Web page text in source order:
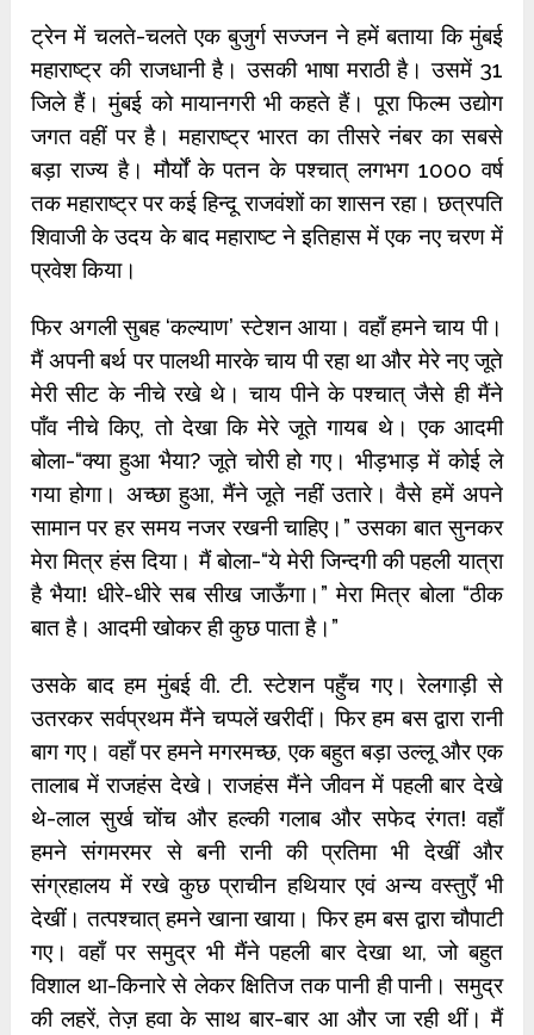
ट्रेन में चलते-चलते एक बुजुर्ग सज्जन ने हमें बताया कि मुंबई
महाराष्ट्र की राजधानी है। उसकी भाषा मराठी है। उसमें 31
जिले हैं। मुंबई को मायानगरी भी कहते हैं। पूरा फिल्म उद्योग
जगत वहीं पर है। महाराष्ट्र भारत का तीसरे नंबर का सबसे
बड़ा राज्य है। मौर्यों के पतन के पश्चात् लगभग 1000 वर्ष
तक महाराष्ट्र पर कई हिन्दू राजवंशों का शासन रहा। छत्रपति
शिवाजी के उदय के बाद महाराष्ट ने इतिहास में एक नए चरण में
प्रवेश किया।
फिर अगली सुबह ‘कल्याण’ स्टेशन आया। वहाँ हमने चाय पी।
मैं अपनी बर्थ पर पालथी मारके चाय पी रहा था और मेरे नए जूते
मेरी सीट के नीचे रखे थे। चाय पीने के पश्चात् जैसे ही मैंने
पाँव नीचे किए, तो देखा कि मेरे जूते गायब थे। एक आदमी
बोला-“क्या हुआ भैया? जूते चोरी हो गए। भीड़भाड़ में कोई ले
गया होगा। अच्छा हुआ, मैंने जूते नहीं उतारे। वैसे हमें अपने
सामान पर हर समय नजर रखनी चाहिए।” उसका बात सुनकर
मेरा मित्र हंस दिया। मैं बोला-“ये मेरी जिन्दगी की पहली यात्रा
है भैया! धीरे-धीरे सब सीख जाऊँगा।” मेरा मित्र बोला “ठीक
बात है। आदमी खोकर ही कुछ पाता है।”
उसके बाद हम मुंबई वी. टी. स्टेशन पहुँच गए। रेलगाड़ी से
उतरकर सर्वप्रथम मैंने चप्पलें खरीदीं। फिर हम बस द्वारा रानी
बाग गए। वहाँ पर हमने मगरमच्छ, एक बहुत बड़ा उल्लू और एक
तालाब में राजहंस देखे। राजहंस मैंने जीवन में पहली बार देखे
थे-लाल सुर्ख चोंच और हल्की गलाब और सफेद रंगत! वहाँ
हमने संगमरमर से बनी रानी की प्रतिमा भी देखीं और
संग्रहालय में रखे कुछ प्राचीन हथियार एवं अन्य वस्तुएँ भी
देखीं। तत्पश्चात् हमने खाना खाया। फिर हम बस द्वारा चौपाटी
गए। वहाँ पर समुद्र भी मैंने पहली बार देखा था, जो बहुत
विशाल था-किनारे से लेकर क्षितिज तक पानी ही पानी। समुद्र
की लहरें, तेज़ हवा के साथ बार-बार आ और जा रही थीं। मैं